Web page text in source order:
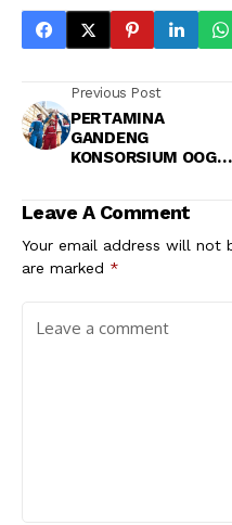
Previous Post
PERTAMINA
GANDENG
KONSORSIUM OOG
Leave A Comment
Your email address will not
are marked *